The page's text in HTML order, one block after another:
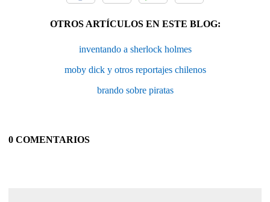
OTROS ARTÍCULOS EN ESTE BLOG:
inventando a sherlock holmes
moby dick y otros reportajes chilenos
brando sobre piratas
0 COMENTARIOS